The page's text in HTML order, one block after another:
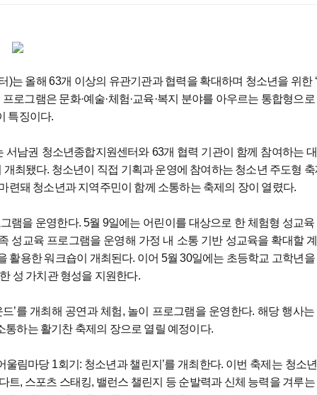
올해 63개 이상의 유관기관과 협력을 확대하며 청소년을 위한
로그램은 문화·예술·체험·교육·복지 분야를 아우르는 통합형으
특징이다.
서남권 청소년종합지원센터와 63개 협력 기관이 함께 참여하는
최됐다. 청소년이 직접 기획과 운영에 참여하는 청소년 주도형
련돼 청소년과 지역주민이 함께 소통하는 축제의 장이 열렸다.
램을 운영한다. 5월 9일에는 어린이를 대상으로 한 체험형 성교육
성교육 프로그램을 운영해 가정 내 소통 기반 성교육을 확대할
활용한 워크숍이 개최된다. 이어 5월 30일에는 초등학교 고학년
성 가치관 형성을 지원한다.
’를 개최해 공연과 체험, 놀이 프로그램을 운영한다. 해당 행사는
하는 활기찬 축제의 장으로 열릴 예정이다.
림마당 1회기: 청소년과 챌린지’를 개최한다. 이번 축제는 청소
, 스포츠 스태킹, 밸런스 챌린지 등 순발력과 신체 능력을 겨루